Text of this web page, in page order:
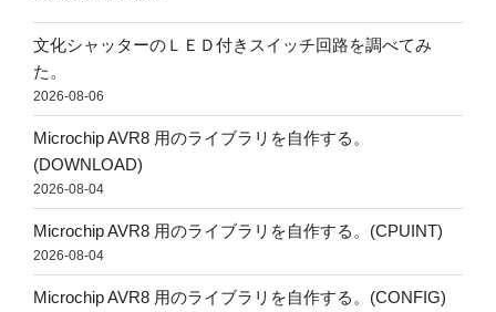
文化シャッターのＬＥＤ付きスイッチ回路を調べてみ
た。
2026-08-06
Microchip AVR8 用のライブラリを自作する。
(DOWNLOAD)
2026-08-04
Microchip AVR8 用のライブラリを自作する。(CPUINT)
2026-08-04
Microchip AVR8 用のライブラリを自作する。(CONFIG)